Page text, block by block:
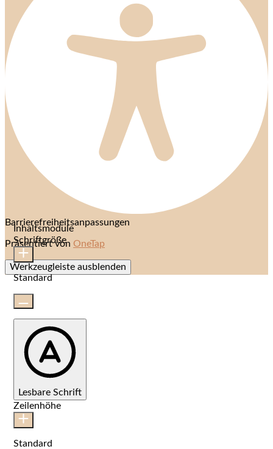
Barrierefreiheitsanpassungen
Präsentiert von OneTap
Werkzeugleiste ausblenden
Inhaltsmodule
Schriftgröße
Standard
Lesbare Schrift
Zeilenhöhe
Standard